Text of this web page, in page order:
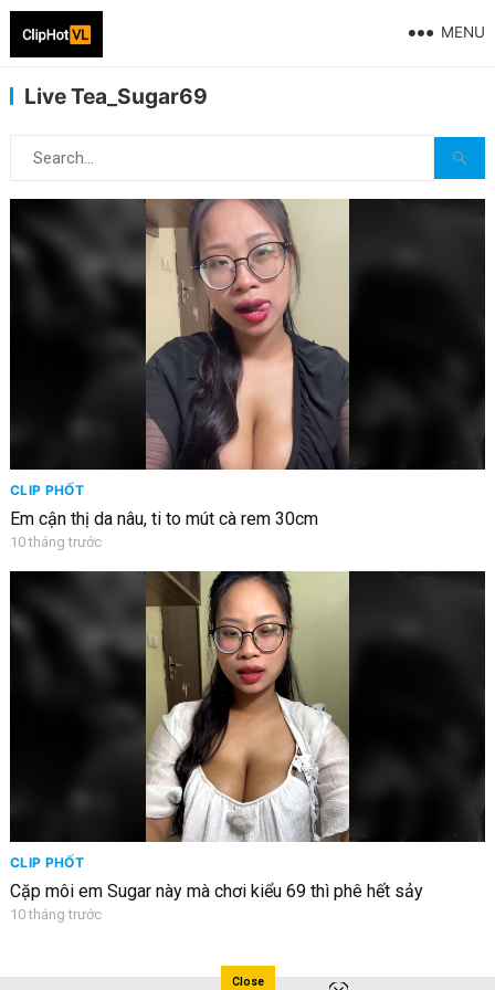
MENU
Live Tea_Sugar69
CLIP PHỐT
Em cận thị da nâu, ti to mút cà rem 30cm
10 tháng trước
CLIP PHỐT
Cặp môi em Sugar này mà chơi kiểu 69 thì phê hết sảy
10 tháng trước
Close